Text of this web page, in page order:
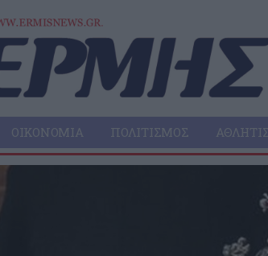
ΟΙΚΟΝΟΜΊΑ ΠΟΛΙΤΙΣΜΌΣ